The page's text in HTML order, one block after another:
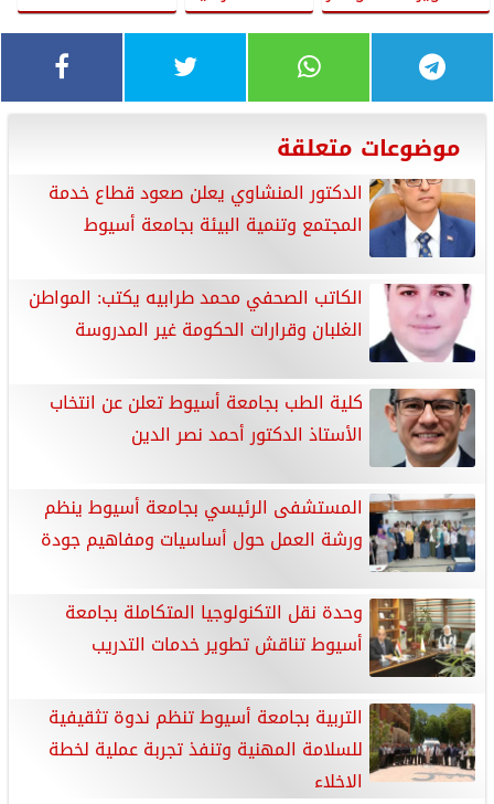
موضوعات متعلقة
الدكتور المنشاوي يعلن صعود قطاع خدمة
المجتمع وتنمية البيئة بجامعة أسيوط
الكاتب الصحفي محمد طرابيه يكتب: المواطن
الغلبان وقرارات الحكومة غير المدروسة
كلية الطب بجامعة أسيوط تعلن عن انتخاب
الأستاذ الدكتور أحمد نصر الدين
المستشفى الرئيسي بجامعة أسيوط ينظم
ورشة العمل حول أساسيات ومفاهيم جودة
وحدة نقل التكنولوجيا المتكاملة بجامعة
أسيوط تناقش تطوير خدمات التدريب
التربية بجامعة أسيوط تنظم ندوة تثقيفية
للسلامة المهنية وتنفذ تجربة عملية لخطة
الإخلاء